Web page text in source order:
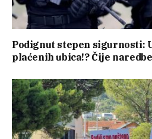
Podignut stepen sigurnosti:
plaćenih ubica!? Čije